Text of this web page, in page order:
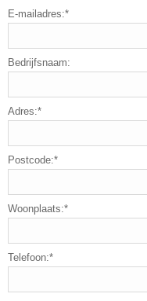
E-mailadres:*
Bedrijfsnaam:
Adres:*
Postcode:*
Woonplaats:*
Telefoon:*